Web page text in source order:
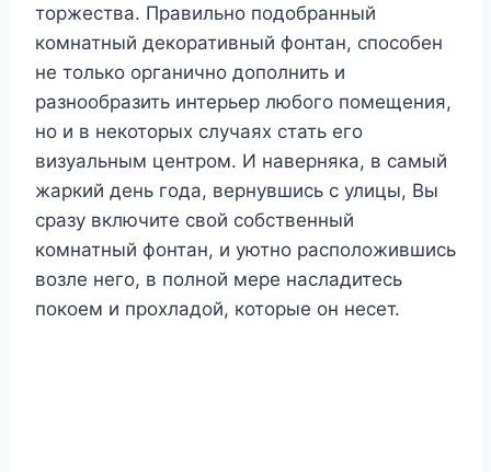
торжества. Правильно подобранный
комнатный декоративный фонтан, способен
не только органично дополнить и
разнообразить интерьер любого помещения,
но и в некоторых случаях стать его
визуальным центром. И наверняка, в самый
жаркий день года, вернувшись с улицы, Вы
сразу включите свой собственный
комнатный фонтан, и уютно расположившись
возле него, в полной мере насладитесь
покоем и прохладой, которые он несет.